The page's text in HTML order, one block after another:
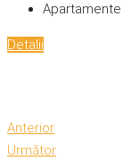
Apartamente
Detalii
Anterior
Următor